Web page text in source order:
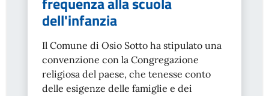
dell'infanzia
Il Comune di Osio Sotto ha stipulato una
convenzione con la Congregazione
religiosa del paese, che tenesse conto
delle esigenze delle famiglie e dei